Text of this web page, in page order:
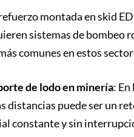
montada en skid
sistemas de bombeo
comunes en estos
de lodo en minería:
distancias puede ser un
constante y sin